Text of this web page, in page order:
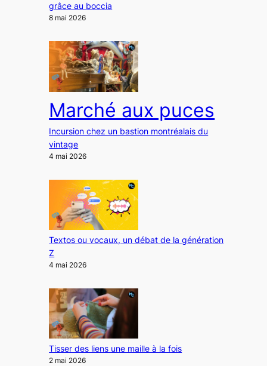
grâce au boccia
8 mai 2026
Marché aux puces
Incursion chez un bastion montréalais du
vintage
4 mai 2026
Textos ou vocaux, un débat de la génération
Z
4 mai 2026
Tisser des liens une maille à la fois
2 mai 2026